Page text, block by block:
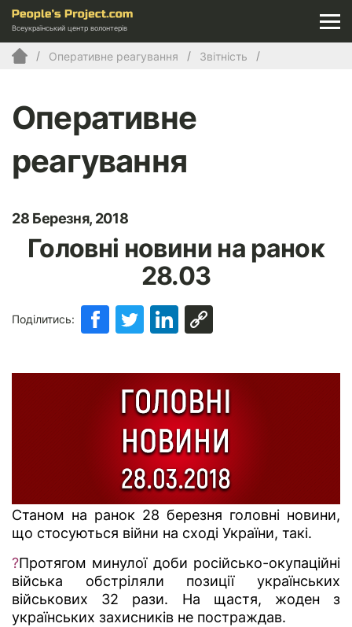
Всеукраїнський центр волонтерів
Оперативне реагування Звітність
Оперативне
реагування
28 Березня, 2018
Головні новини на ранок
28.03
Поділитись:
Станом на ранок 28 березня головні новини,
що стосуються війни на сході України, такі.
?Протягом минулої доби російсько-окупаційні
війська обстріляли позиції українських
військових 32 рази. На щастя, жоден з
українських захисників не постраждав.